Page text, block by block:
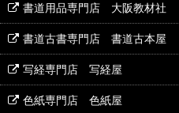
書道用品専門店 大阪教材社
書道古書専門店 書道古本屋
写経専門店 写経屋
色紙専門店 色紙屋